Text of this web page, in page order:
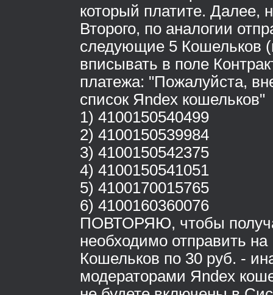
который платите. Далее,
Второго, по аналогии
следующие 5 Кошельков
вписывать в поле
платежа: "Пожалуйста,
список Яndex кошельков"
1) 4100150540499
2) 4100150539984
3) 4100150542375
4) 4100150541051
5) 4100170015765
6) 4100160360076
ПОВТОРЯЮ, чтобы
необходимо отправить
Кошельков по 30 руб. -
модераторами Яndex